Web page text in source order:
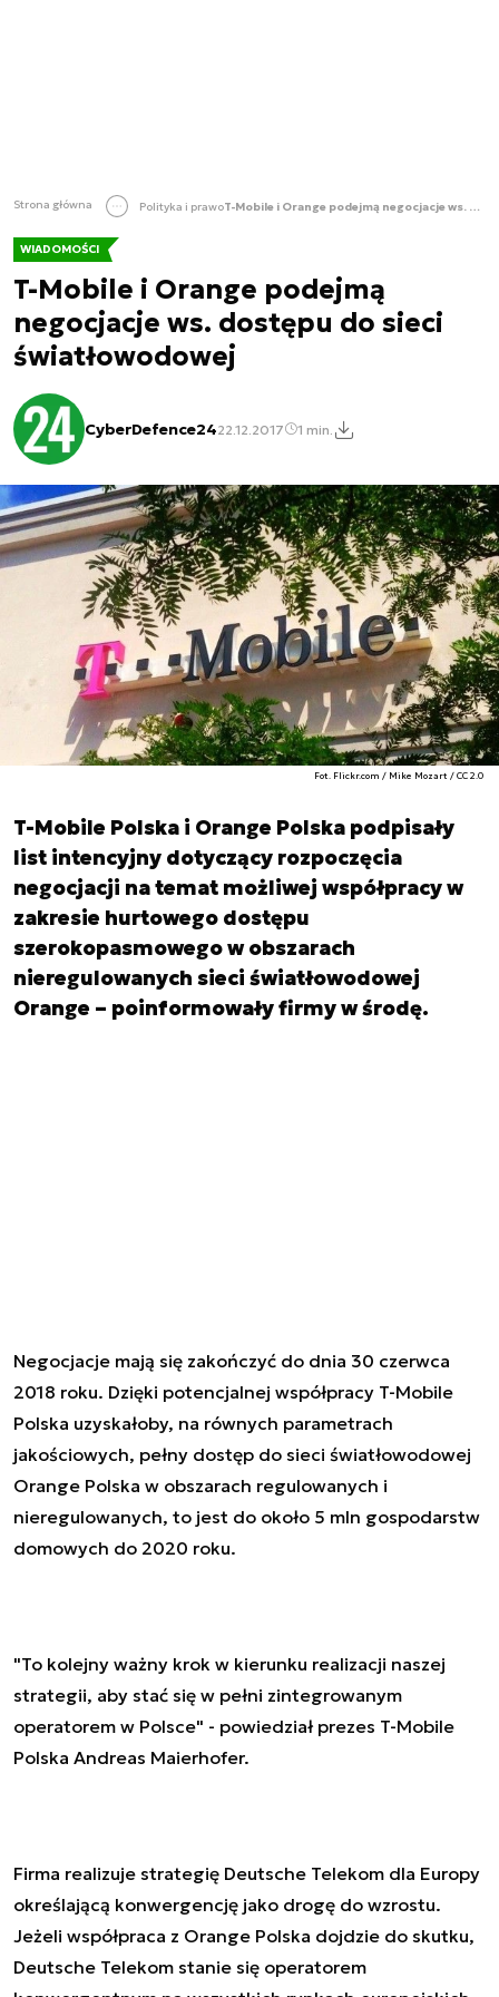
Strona główna Polityka i prawo T-Mobile i Orange podejmą negocjacje ws. dostępu do sieci światłowodowej
WIADOMOŚCI
T-Mobile i Orange podejmą
negocjacje ws. dostępu do sieci
światłowodowej
CyberDefence2422.12.2017 1 min.
Fot. Flickr.com / Mike Mozart / CC 2.0
T-Mobile Polska i Orange Polska podpisały
list intencyjny dotyczący rozpoczęcia
negocjacji na temat możliwej współpracy w
zakresie hurtowego dostępu
szerokopasmowego w obszarach
nieregulowanych sieci światłowodowej
Orange – poinformowały firmy w środę.
Negocjacje mają się zakończyć do dnia 30 czerwca
2018 roku. Dzięki potencjalnej współpracy T-Mobile
Polska uzyskałoby, na równych parametrach
jakościowych, pełny dostęp do sieci światłowodowej
Orange Polska w obszarach regulowanych i
nieregulowanych, to jest do około 5 mln gospodarstw
domowych do 2020 roku.
"To kolejny ważny krok w kierunku realizacji naszej
strategii, aby stać się w pełni zintegrowanym
operatorem w Polsce" - powiedział prezes T-Mobile
Polska Andreas Maierhofer.
Firma realizuje strategię Deutsche Telekom dla Europy
określającą konwergencję jako drogę do wzrostu.
Jeżeli współpraca z Orange Polska dojdzie do skutku,
Deutsche Telekom stanie się operatorem